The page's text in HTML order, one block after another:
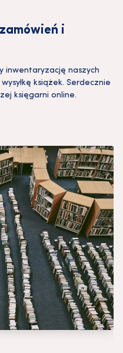
i
inwentaryzację naszych
książek. Serdecznie
księgarni online.